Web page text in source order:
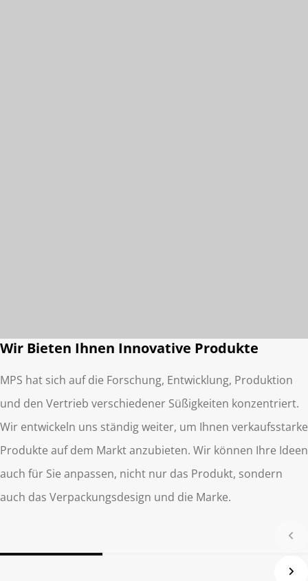
Wir Bieten Ihnen Innovative Produkte
MPS hat sich auf die Forschung, Entwicklung, Produktion
und den Vertrieb verschiedener Süßigkeiten konzentriert.
Wir entwickeln uns ständig weiter, um Ihnen verkaufsstarke
Produkte auf dem Markt anzubieten. Wir können Ihre Ideen
auch für Sie anpassen, nicht nur das Produkt, sondern
auch das Verpackungsdesign und die Marke.